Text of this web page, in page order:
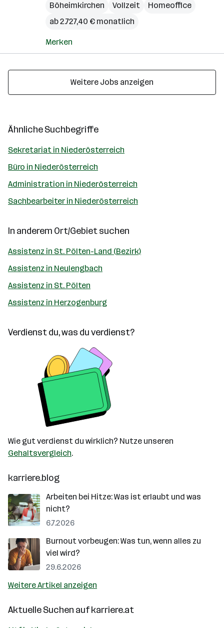
Böheimkirchen
Vollzeit
Homeoffice
ab 2.727,40 € monatlich
Merken
Weitere Jobs anzeigen
Ähnliche Suchbegriffe
Sekretariat in Niederösterreich
Büro in Niederösterreich
Administration in Niederösterreich
Sachbearbeiter in Niederösterreich
In anderem Ort/Gebiet suchen
Assistenz in St. Pölten-Land (Bezirk)
Assistenz in Neulengbach
Assistenz in St. Pölten
Assistenz in Herzogenburg
Verdienst du, was du verdienst?
Wie gut verdienst du wirklich? Nutze unseren
Gehaltsvergleich.
karriere.blog
Arbeiten bei Hitze: Was ist erlaubt und was
nicht?
6.7.2026
Burnout vorbeugen: Was tun, wenn alles zu
viel wird?
29.6.2026
Weitere Artikel anzeigen
Aktuelle Suchen aufkarriere.at